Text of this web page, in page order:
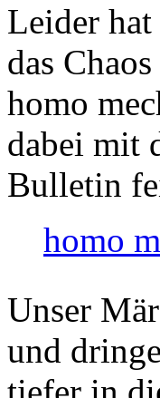
Leider
das
homo
dabei mit
Bulletin
homo
Unser
und